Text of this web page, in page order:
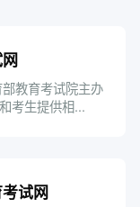
教育考试院主办
考生提供相...
试网